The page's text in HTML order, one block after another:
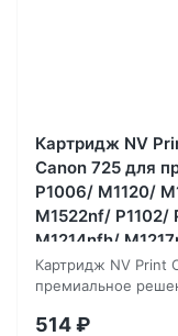
Картридж NV
Canon 725 для
P1006/ M1120/
M1522nf/ P1102/
M1214nfh/
LBP6000B, 2000
Картридж NV Print
премиальное
514₽